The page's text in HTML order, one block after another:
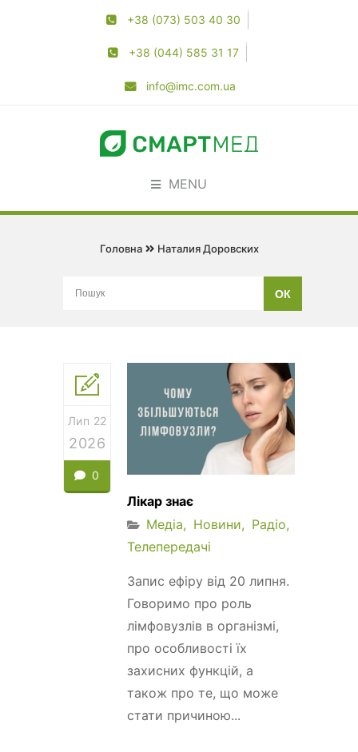
+38 (073) 503 40 30
+38 (044) 585 31 17
info@imc.com.ua
MENU
Головна Наталия Доровских
Лип 22
2026
0
Лікар знає
Медіа
Новини
Радіо
Телепередачі
Запис ефіру від 20 липня.
Говоримо про роль
лімфовузлів в організмі,
про особливості їх
захисних функцій, а
також про те, що може
стати причиною...